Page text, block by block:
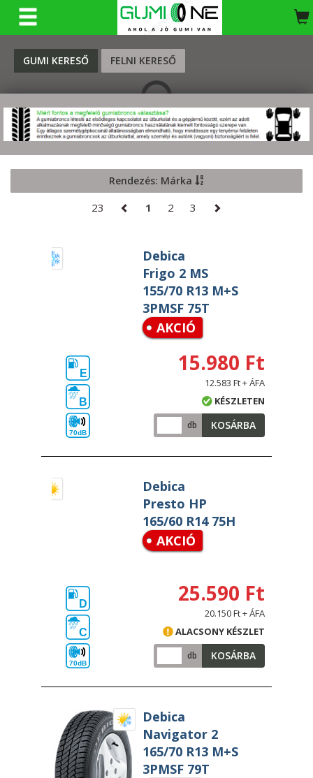
GUMI KERESŐ FELNI KERESŐ
KERESÉS
Rendezés: Márka
23 1 2 3
Debica
Frigo 2 MS
155/70 R13 M+S
3PMSF 75T
AKCIÓ
E
B
70dB
15.980 Ft
12.583 Ft + ÁFA
KÉSZLETEN
db KOSÁRBA
Debica
Presto HP
165/60 R14 75H
AKCIÓ
D
C
70dB
25.590 Ft
20.150 Ft + ÁFA
ALACSONY KÉSZLET
db KOSÁRBA
Debica
Navigator 2
165/70 R13 M+S
3PMSF 79T